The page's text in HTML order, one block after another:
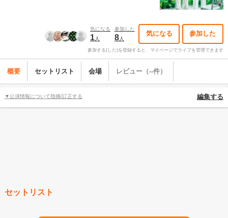
気になる
1人
参加した
8人
気になる 参加した
参加する(した)を登録すると、マイページでライブを管理できます
概要 セットリスト 会場 レビュー（--件）
▼公演情報について指摘/訂正する 編集する
セットリスト